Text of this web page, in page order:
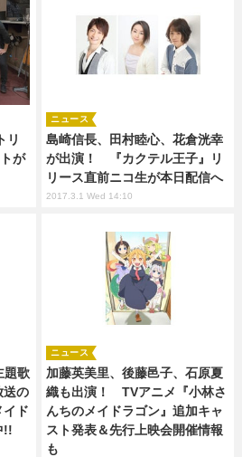
リ
が
島崎信長、田村睦心、花倉洸幸
が出演！ 『カクテル王子』リ
リース直前ニコ生が本日配信へ
ニュース
2017.3.1 Wed 14:10
題歌
の
イド
!!
加藤英美里、後藤邑子、石原夏
織も出演！ TVアニメ『小林さ
んちのメイドラゴン』追加キャ
スト発表＆先行上映会開催情報
も
ニュース